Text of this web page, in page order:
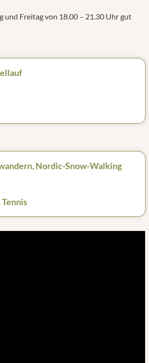
und Freitag von 18.00 – 21.30 Uhr gut
Nordic-Snow-Walking